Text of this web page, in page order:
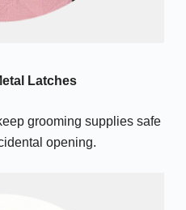
Latches
grooming supplies safe
opening.